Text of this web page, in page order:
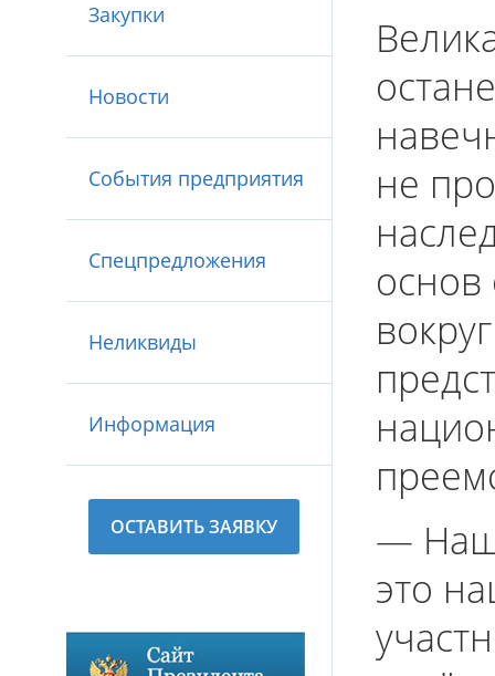
Закупки
Новости
События предприятия
Спецпредложения
Неликвиды
Информация
ОСТАВИТЬ ЗАЯВКУ
не
основ
—
это